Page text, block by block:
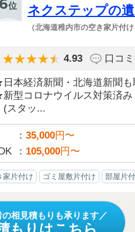
6位 ネクステップの
（北海道稚内市の空き家片付け
4.93 口コ
本経済新聞・北海道新聞も
型コロナウイルス対策済み
スタッ...
35,000円〜
105,000円〜
家片付け ゴミ屋敷片付け 部屋片
の相見積もりも承ります
もりはこちら